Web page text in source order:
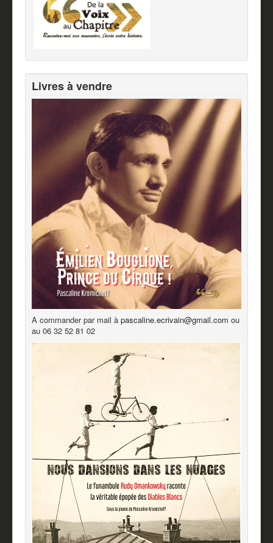
Livres à vendre
A commander par mail à pascaline.ecrivain@gmail.com ou
au 06 32 52 81 02